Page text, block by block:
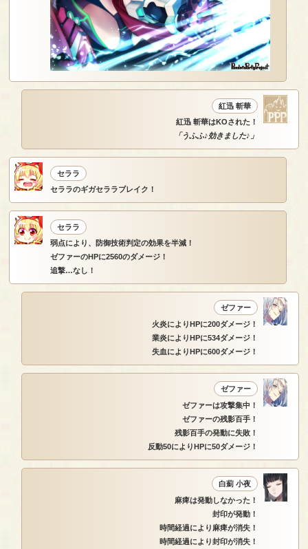
紅迅 斬華
紅迅 斬華はKOされた！
「うふふ♪効きました♪」
セララ
セララのギガセララブレイク！
セララ
弱点により、防御技術判定の効果を半減！
ゼファーのHPに2560のダメージ！
追撃…なし！
ゼファー
火炎によりHPに200ダメージ！
業炎によりHPに534ダメージ！
失血によりHPに600ダメージ！
ゼファー
ゼファーは攻撃集中！
ゼファーの残影百手！
残影百手の発動に失敗！
反動50によりHPに50ダメージ！
白薊 小夜
麻痺は発動しなかった！
封印が発動！
時間経過により麻痺が消失！
時間経過により封印が消失！